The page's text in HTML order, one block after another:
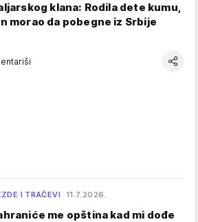
klana: Rodila dete kumu,
morao da pobegne iz Srbije
I TRAČEVI 11.7.2026.
me opština kad mi dođe